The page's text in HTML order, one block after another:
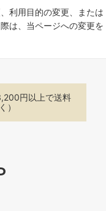
利用目的の変更、または
は、当ページへの変更を
円以上で送料
）